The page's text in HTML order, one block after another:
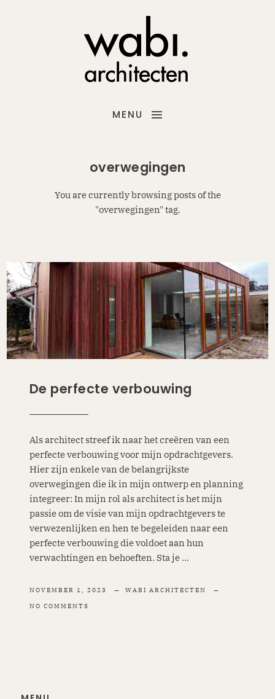
MENU
overwegingen
You are currently browsing posts of the
"overwegingen" tag.
De perfecte verbouwing
Als architect streef ik naar het creëren van een
perfecte verbouwing voor mijn opdrachtgevers.
Hier zijn enkele van de belangrijkste
overwegingen die ik in mijn ontwerp en planning
integreer: In mijn rol als architect is het mijn
passie om de visie van mijn opdrachtgevers te
verwezenlijken en hen te begeleiden naar een
perfecte verbouwing die voldoet aan hun
verwachtingen en behoeften. Sta je ...
NOVEMBER 1, 2023
WABI ARCHITECTEN
NO COMMENTS